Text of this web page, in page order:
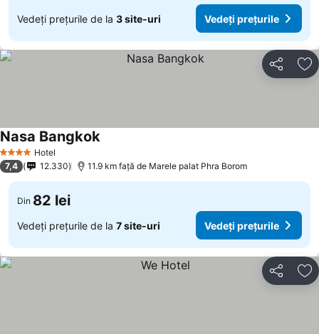
Vedeți prețurile de la 3 site-uri Vedeți prețurile
Distribuiți
4 Stele Hotel
Nasa Bangkok
7,4 12.330 11.9 km faţă de Marele palat Phra Borom
Din 82 lei
Vedeți prețurile de la 7 site-uri Vedeți prețurile
Distribuiți